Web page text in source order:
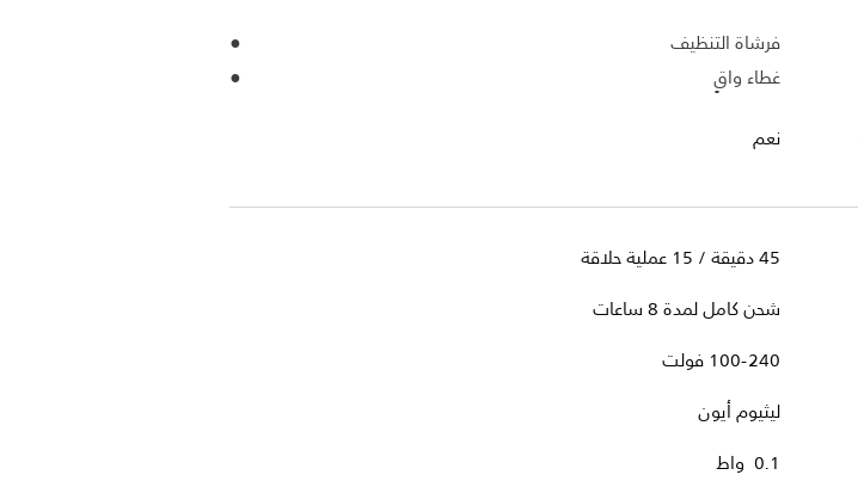
فرشاة التنظيف
غطاء واقٍ
نعم
45 دقيقة / 15 عملية حلاقة
شحن كامل لمدة 8 ساعات
100-240 فولت
ليثيوم أيون
0.1 واط